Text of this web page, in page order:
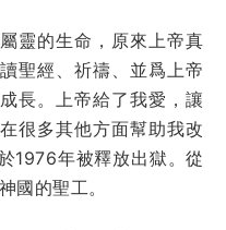
靈的生命，原來上帝真
聖經、祈禱、並爲上帝
長。上帝給了我愛，讓
很多其他方面幫助我改
1976年被釋放出獄。從
國的聖工。